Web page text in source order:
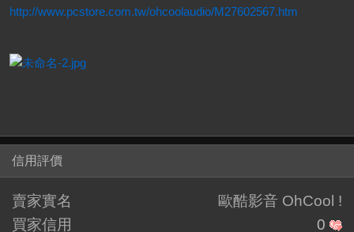
http://www.pcstore.com.tw/ohcoolaudio/M27602567.htm
信用評價
賣家實名
歐酷影音 OhCool !
買家信用
0